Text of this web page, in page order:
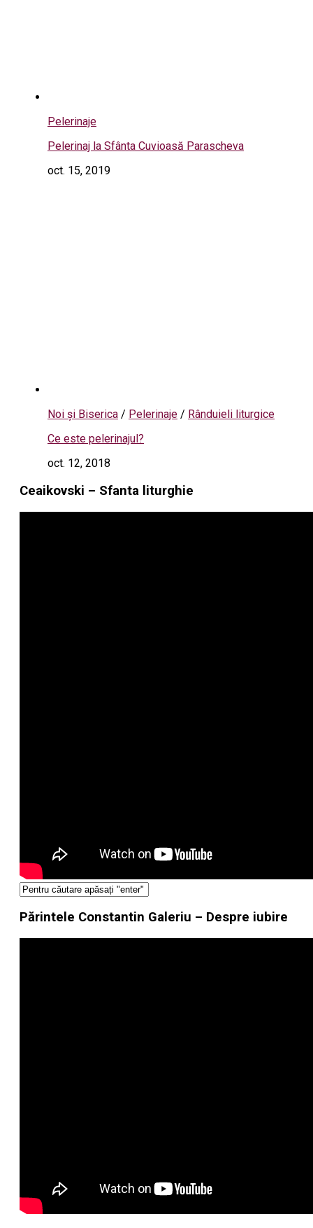
Pelerinaje
Pelerinaj la Sfânta Cuvioasă Parascheva
oct. 15, 2019
Noi și Biserica / Pelerinaje / Rânduieli liturgice
Ce este pelerinajul?
oct. 12, 2018
Ceaikovski – Sfanta liturghie
Părintele Constantin Galeriu – Despre iubire